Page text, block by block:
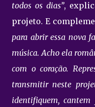
todos os dias”,
projeto. E
para abrir essa nova
música. Acho ela
com o coração.
transmitir neste
identifiquem,